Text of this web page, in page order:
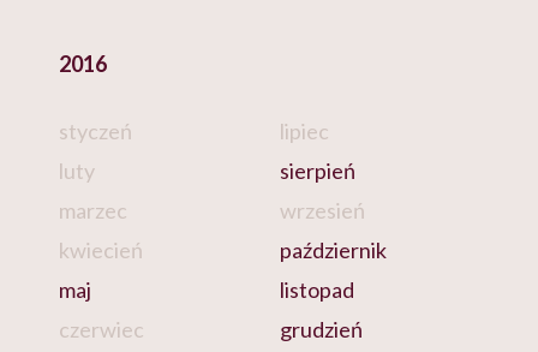
2016
styczeń
luty
marzec
kwiecień
maj
czerwiec
lipiec
sierpień
wrzesień
październik
listopad
grudzień